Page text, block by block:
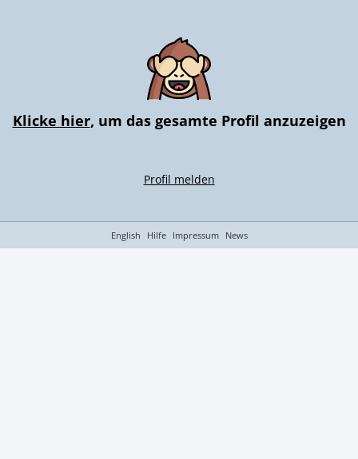
Klicke hier, um das gesamte Profil anzuzeigen
Profil melden
English Hilfe Impressum News